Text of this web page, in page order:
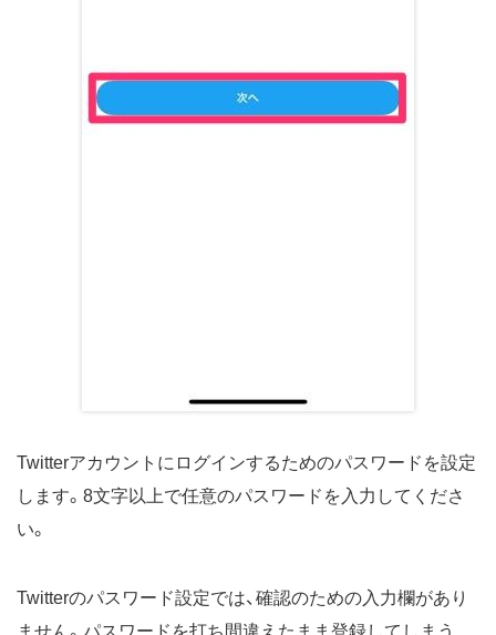
Twitterアカウントにログインするためのパスワードを設定
します。8文字以上で任意のパスワードを入力してくださ
い。
Twitterのパスワード設定では、確認のための入力欄があり